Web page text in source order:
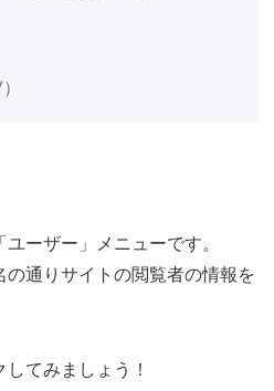
ーザー」メニューです。
の通りサイトの閲覧者の情報を
てみましょう！